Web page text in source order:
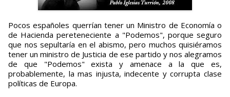
Pocos españoles querrían tener un Ministro de Economía o
de Hacienda pereteneciente a "Podemos", porque seguro
que nos sepultaría en el abismo, pero muchos quisiéramos
tener un ministro de Justicia de ese partido y nos alegramos
de que "Podemos" exista y amenace a la que es,
probablemente, la mas injusta, indecente y corrupta clase
políticas de Europa.